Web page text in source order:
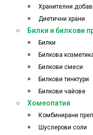
Хранителни
Диетични храни
Билки и билкови
Билки
Билкова
Билкови смеси
Билкови тинктури
Билкови чайове
Хомеопатия
Комбинирани
Шуслерови соли